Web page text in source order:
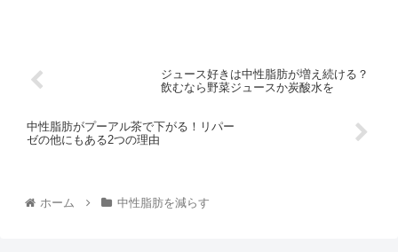
ジュース好きは中性脂肪が増え続ける？
飲むなら野菜ジュースか炭酸水を
中性脂肪がプーアル茶で下がる！リパー
ゼの他にもある2つの理由
ホーム 中性脂肪を減らす